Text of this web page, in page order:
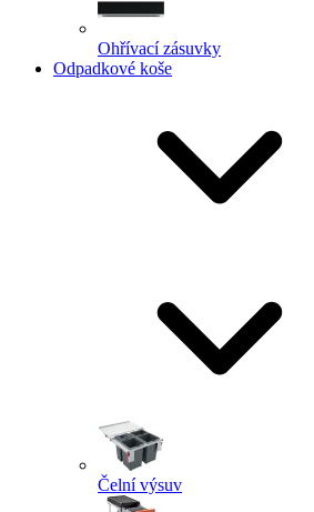
Ohřívací zásuvky
Odpadkové koše
Čelní výsuv